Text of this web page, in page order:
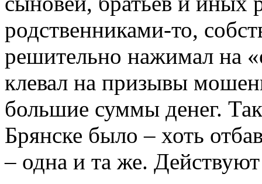
родственниками-то,
решительно нажимал на
клевал на призывы
большие суммы денег.
Брянске было – хоть
– одна и та же.